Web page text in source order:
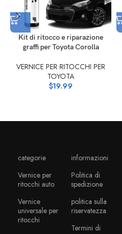
Kit di ritocco e riparazione
graffi per Toyota Corolla
VERNICE PER RITOCCHI PER
TOYOTA
$19.99
categorie
Vernice per
ritocchi auto
Vernice
universale per
ritocchi
informazioni
Politica di
spedizione
politica sulla
riservatezza
Termini di